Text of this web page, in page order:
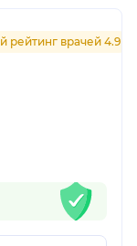
рейтинг врачей 4.9